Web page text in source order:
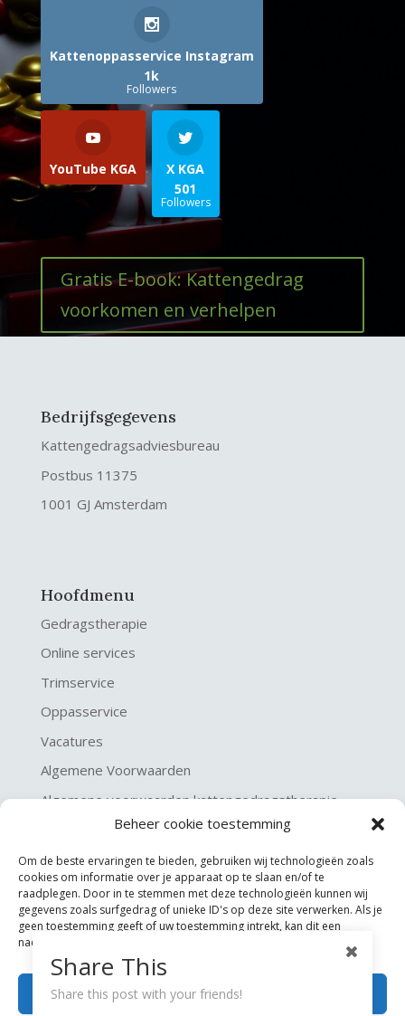
Beheer cookie toestemming
Om de beste ervaringen te bieden, gebruiken wij technologieën zoals
cookies om informatie over je apparaat op te slaan en/of te
raadplegen. Door in te stemmen met deze technologieën kunnen wij
gegevens zoals surfgedrag of unieke ID's op deze site verwerken. Als je
geen toestemming geeft of uw toestemming intrekt, kan dit een
nadelige invloed hebben op bepaalde functies en mogelijkheden.
Accepteren
Kattenoppasservice Instagram
1k
Followers
YouTube KGA
X KGA
501
Followers
Gratis E-book: Kattengedrag
voorkomen en verhelpen
Bedrijfsgegevens
Kattengedragsadviesbureau
Postbus 11375
1001 GJ Amsterdam
Hoofdmenu
Gedragstherapie
Online services
Trimservice
Oppasservice
Vacatures
Algemene Voorwaarden
Algemene voorwaarden kattengedragstherapie
Privacy verklaring
Disclaimer & Copyright
Share This
Share this post with your friends!